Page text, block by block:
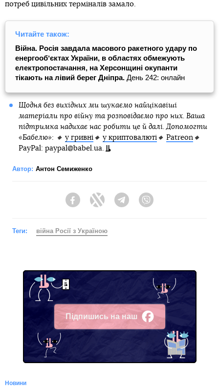
потреб цивільних терміналів замало.
Читайте також:
Війна. Росія завдала масового ракетного удару по
енергообʼєктах України, в областях обмежують
електропостачання, на Херсонщині окупанти
тікають на лівий берег Дніпра. День 242: онлайн
Щодня без вихідних ми шукаємо найцікавіші
матеріали про війну та розповідаємо про них. Ваша
підтримка надихає нас робити це й далі. Допомогти
«Бабелю»: 🔸 у гривні🔸 у криптовалюті🔸 Patreon🔸
PayPal: paypal@babel.ua.
Автор: Антон Семиженко
FacebookTwitter Telegram
Теги: війна Росії з Україною
Підпишись на наш
Facebook
Новини